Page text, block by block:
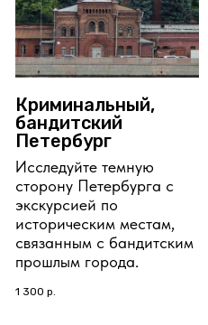
Криминальный,
бандитский
Петербург
Исследуйте темную
сторону Петербурга с
экскурсией по
историческим местам,
связанным с бандитским
прошлым города.
1 300 р.